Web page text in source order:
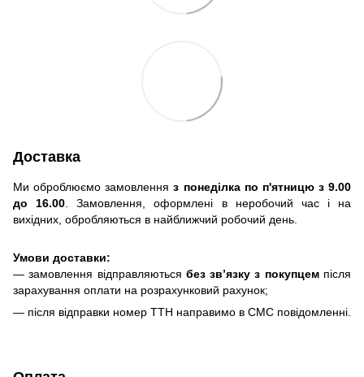
Доставка
Ми оброблюємо замовленняз понеділка по п'ятницю з 9.00
до 16.00. Замовлення, оформлені в неробочий час і на
вихідних, обробляються в найближчий робочий день.
Умови доставки:
— замовлення відправляються без зв’язку з покупцемпісля
зарахування оплати на розрахунковий рахунок;
— після відправки номер ТТН направимо в СМС повідомленні.